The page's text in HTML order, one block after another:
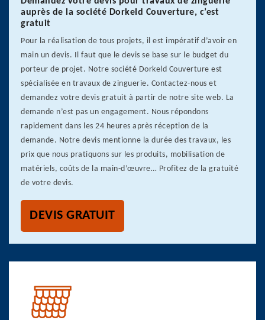
auprès de la société Dorkeld Couverture, c’est
gratuit
Pour la réalisation de tous projets, il est impératif d’avoir en
main un devis. Il faut que le devis se base sur le budget du
porteur de projet. Notre société Dorkeld Couverture est
spécialisée en travaux de zinguerie. Contactez-nous et
demandez votre devis gratuit à partir de notre site web. La
demande n’est pas un engagement. Nous répondons
rapidement dans les 24 heures après réception de la
demande. Notre devis mentionne la durée des travaux, les
prix que nous pratiquons sur les produits, mobilisation de
matériels, coûts de la main-d’œuvre… Profitez de la gratuité
de votre devis.
DEVIS GRATUIT